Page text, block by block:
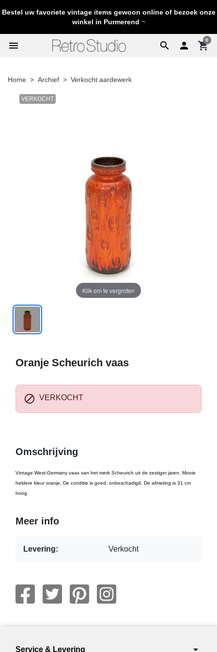
Bestel uw favoriete vintage items gewoon online of bezoek onze
winkel in Purmerend ~
search
menu  shopping_cart
0
Home Archief Verkocht aardewerk
VERKOCHT
Klik om te vergroten
Oranje Scheurich vaas
 VERKOCHT
Omschrijving
Vintage West-Germany vaas van het merk Scheurich uit de zestiger jaren. Mooie
heldere kleur oranje. De conditie is goed, onbeschadigd. De afmeting is 31 cm
hoog.
Meer info
Levering: Verkocht
Service & Levering